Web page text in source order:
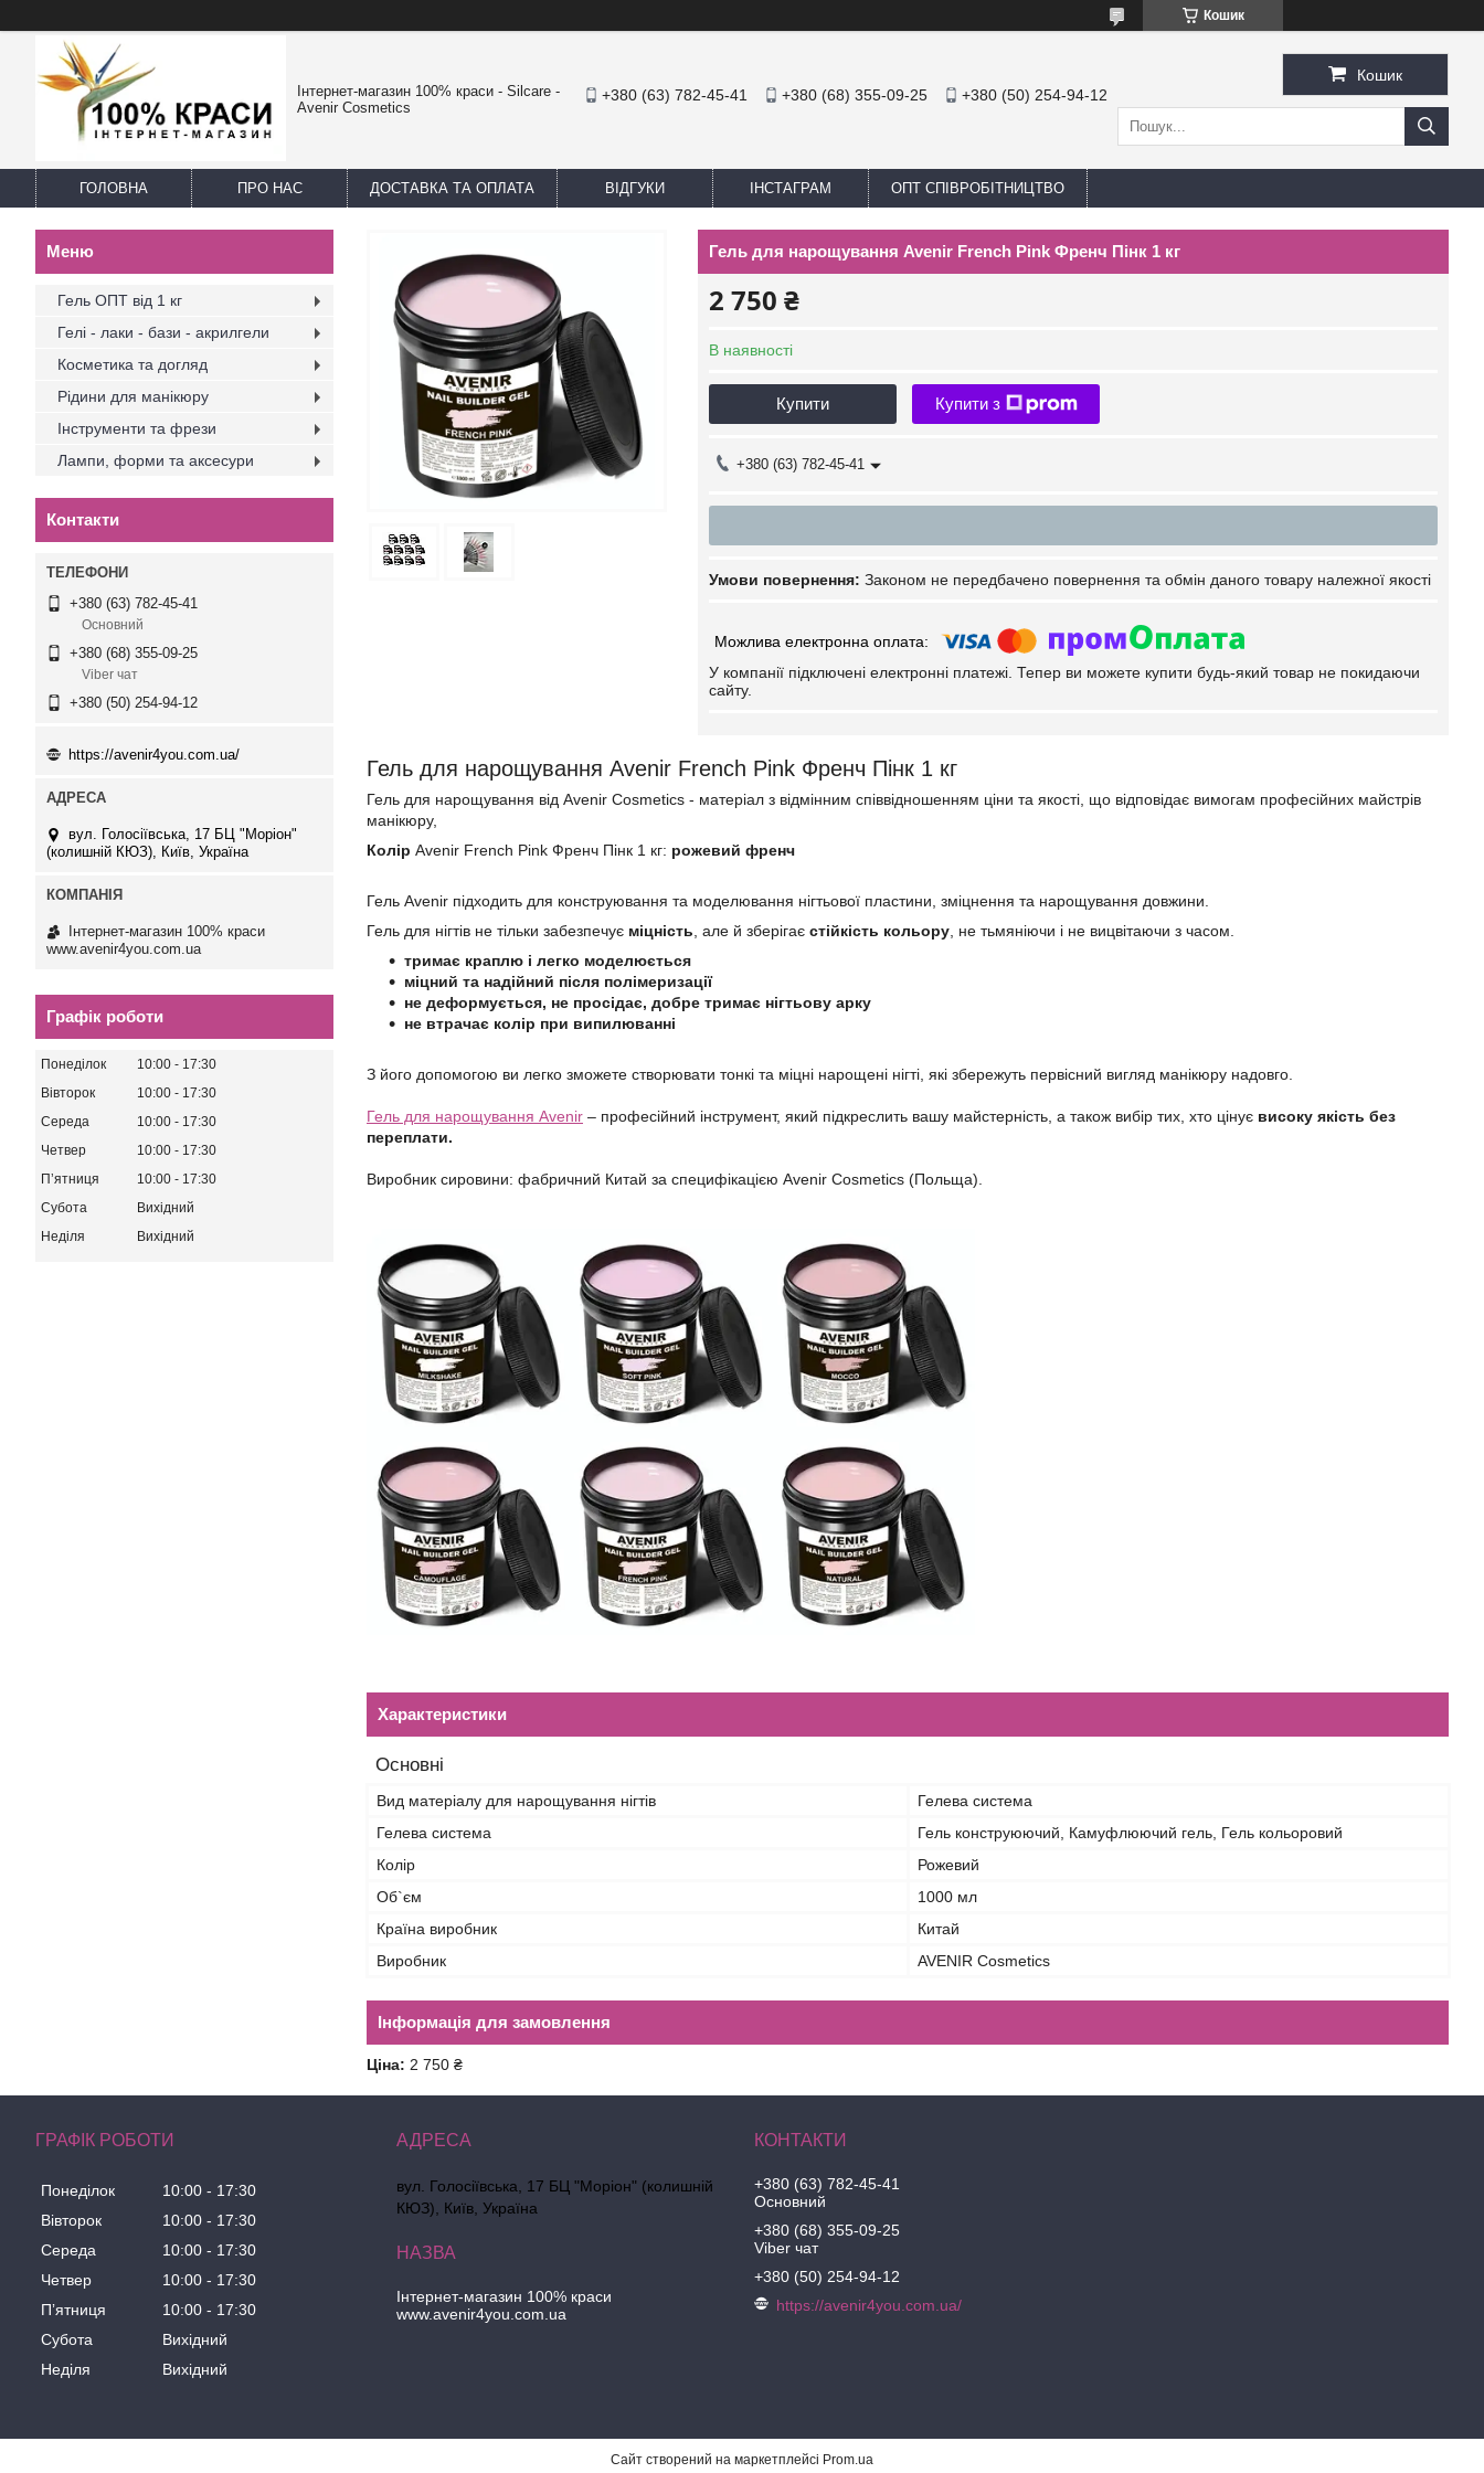
Кошик
Інтернет-магазин 100% краси - Silcare -
Avenir Cosmetics
+380 (63) 782-45-41 +380 (68) 355-09-25 +380 (50) 254-94-12
Кошик
ГОЛОВНА ПРО НАС ДОСТАВКА ТА ОПЛАТА ВІДГУКИ ІНСТАГРАМ ОПТ СПІВРОБІТНИЦТВО
Гель для нарощування Avenir French Pink Френч Пінк 1 кг
2 750 ₴
В наявності
Купити Купити з
+380 (63) 782-45-41
Законом не передбачено повернення та обмін даного товару належної якості
У компанії підключені електронні платежі. Тепер ви можете купити будь-який товар не покидаючи
сайту.
Гель для нарощування Avenir French Pink Френч Пінк 1 кг
Гель для нарощування від Avenir Cosmetics - матеріал з відмінним співвідношенням ціни та якості, що відповідає вимогам професійних майстрів
манікюру,
Колір Avenir French Pink Френч Пінк 1 кг: рожевий френч
Гель Avenir підходить для конструювання та моделювання нігтьової пластини, зміцнення та нарощування довжини.
Гель для нігтів не тільки забезпечує міцність , але й зберігає стійкість кольору , не тьмяніючи і не вицвітаючи з часом.
тримає краплю і легко моделюється
міцний та надійний після полімеризації
не деформується, не просідає, добре тримає нігтьову арку
не втрачає колір при випилюванні
З його допомогою ви легко зможете створювати тонкі та міцні нарощені нігті, які збережуть первісний вигляд манікюру надовго.
Гель для нарощування Avenir – професійний інструмент, який підкреслить вашу майстерність, а також вибір тих, хто цінує високу якість без
переплати.
Виробник сировини: фабричний Китай за специфікацією Avenir Cosmetics (Польща).
Характеристики
Основні
Вид матеріалу для нарощування нігтів
Гелева система
Гелева система
Гель конструюючий, Камуфлюючий гель, Гель кольоровий
Колір
Рожевий
Об`єм
1000 мл
Країна виробник
Китай
Виробник
AVENIR Cosmetics
Інформація для замовлення
Ціна: 2 750 ₴
Гель ОПТ від 1 кг
Гелі - лаки - бази - акрилгели
Косметика та догляд
Рідини для манікюру
Інструменти та фрези
Лампи, форми та аксесури
Контакти
+380 (63) 782-45-41
Основний
+380 (68) 355-09-25
Viber чат
+380 (50) 254-94-12
https://avenir4you.com.ua/
вул. Голосіївська, 17 БЦ "Моріон"
(колишній КЮЗ), Київ, Україна
Інтернет-магазин 100% краси
www.avenir4you.com.ua
Графік роботи
Понеділок 10:00
17:30
Вівторок
10:00
17:30
Середа
10:00
17:30
Четвер
10:00
17:30
Пʼятниця
10:00
17:30
Субота
Вихідний
Неділя
Вихідний
ГРАФІК РОБОТИ
Понеділок 10:00
17:30
Вівторок
10:00
17:30
Середа
10:00
17:30
Четвер
10:00
17:30
Пʼятниця
10:00
17:30
Субота
Вихідний
Неділя
Вихідний
вул. Голосіївська, 17 БЦ "Моріон" (колишній
КЮЗ), Київ, Україна
Інтернет-магазин 100% краси
www.avenir4you.com.ua
+380 (63) 782-45-41
Основний
+380 (68) 355-09-25
Viber чат
+380 (50) 254-94-12
https://avenir4you.com.ua/
Сайт створений на маркетплейсі Prom.ua